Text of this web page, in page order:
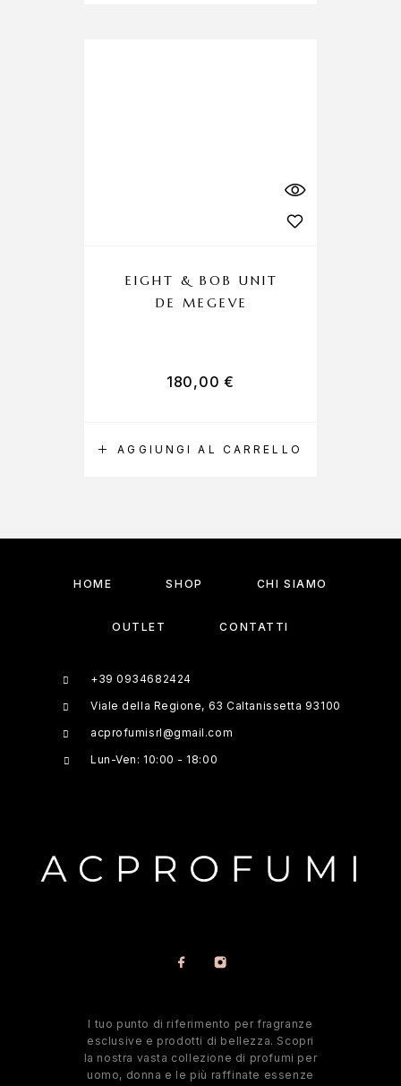
AGGIUNGI AL CARRELLO
EIGHT & BOB UNIT
DE MEGEVE
180,00€
HOME SHOP CHI SIAMO
OUTLET CONTATTI
+39 0934682424
Viale della Regione, 63 Caltanissetta 93100
acprofumisrl@gmail.com
Lun-Ven: 10:00 - 18:00
l tuo punto di riferimento per fragranze
esclusive e prodotti di bellezza. Scopri
la nostra vasta collezione di profumi per
uomo, donna e le più raffinate essenze